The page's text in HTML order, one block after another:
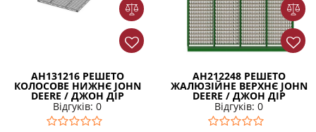
AH131216 РЕШЕТО
КОЛОСОВЕ НИЖНЄ JOHN
DEERE / ДЖОН ДІР
Відгуків: 0
AH212248 РЕШЕТО
ЖАЛЮЗІЙНЕ ВЕРХНЄ JOHN
DEERE / ДЖОН ДІР
Відгуків: 0